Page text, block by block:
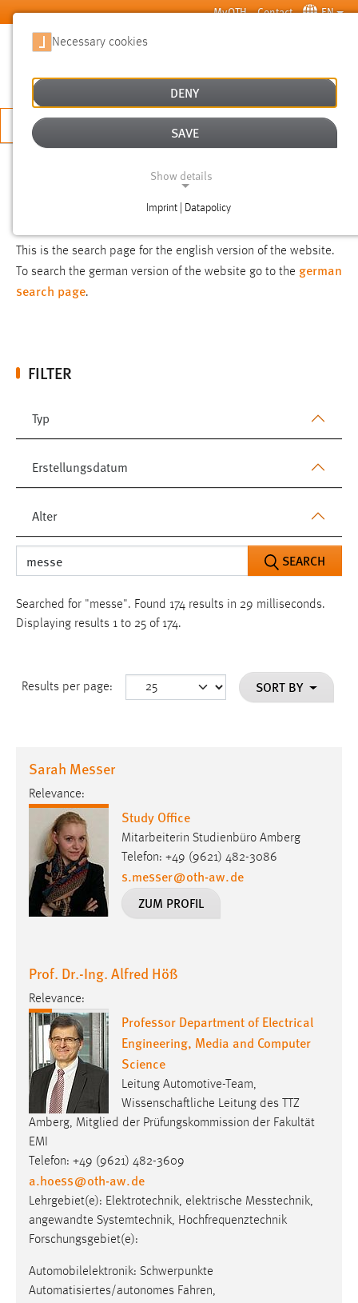
Skip to main content MyOTH Contact EN
APPLY NOW
This is the search page for the english version of the website.
To search the german version of the website go to the german
search page.
FILTER
Typ
Erstellungsdatum
Alter
SEARCH
Searched for "messe". Found 174 results in 29 milliseconds.
Displaying results 1 to 25 of 174.
Results per page: SORT BY
Sarah Messer
Relevance:
Study Office
Mitarbeiterin Studienbüro Amberg
Telefon: +49 (9621) 482-3086
s.messer@oth-aw.de
ZUM PROFIL
Prof. Dr.-Ing. Alfred Höß
Relevance:
Professor Department of Electrical
Engineering, Media and Computer
Science
Leitung Automotive-Team,
Wissenschaftliche Leitung des TTZ
Amberg, Mitglied der Prüfungskommission der Fakultät
EMI
Telefon: +49 (9621) 482-3609
a.hoess@oth-aw.de
Lehrgebiet(e): Elektro­tech­nik, elek­trische Mess­technik,
angewandte Systemtechnik, Hochfrequenztechnik
Forschungsgebiet(e):
Automobilelektronik: Schwerpunkte
Automatisiertes/autonomes Fahren,
Necessary cookies
DENY
SAVE
Show details
Imprint | Datapolicy